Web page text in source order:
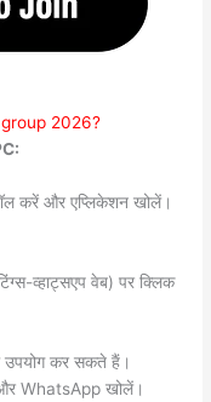
2026?
करें और एप्लिकेशन खोलें।
व्हाट्सएप वेब) पर क्लिक
उपयोग कर सकते हैं।
WhatsApp खोलें।